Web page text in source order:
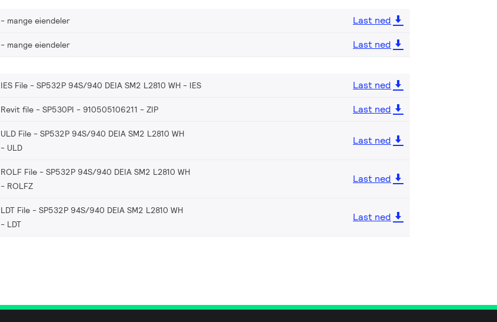
mange eiendeler
Last ned
mange eiendeler Last ned
IES File - SP532P 94S/940 DEIA SM2 L2810 WH IES
Last ned
Revit file - SP530PI - 910505106211 ZIP Last ned
ULD File - SP532P 94S/940 DEIA SM2 L2810 WH
ULD
Last ned
ROLF File - SP532P 94S/940 DEIA SM2 L2810 WH
ROLFZ
Last ned
LDT File - SP532P 94S/940 DEIA SM2 L2810 WH
LDT
Last ned